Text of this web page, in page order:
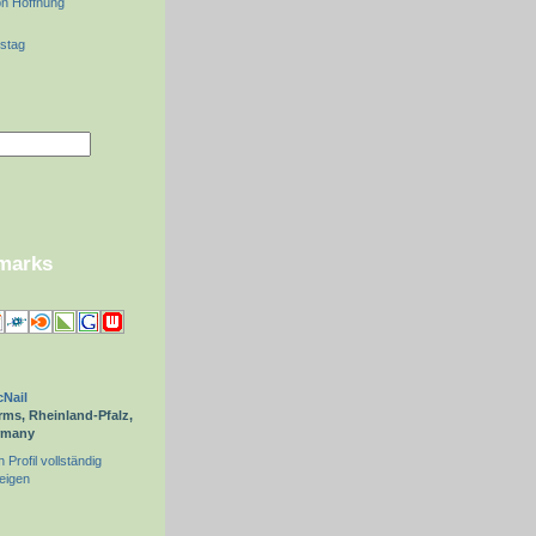
Rheinland-Pfalz,
Profil vollständig